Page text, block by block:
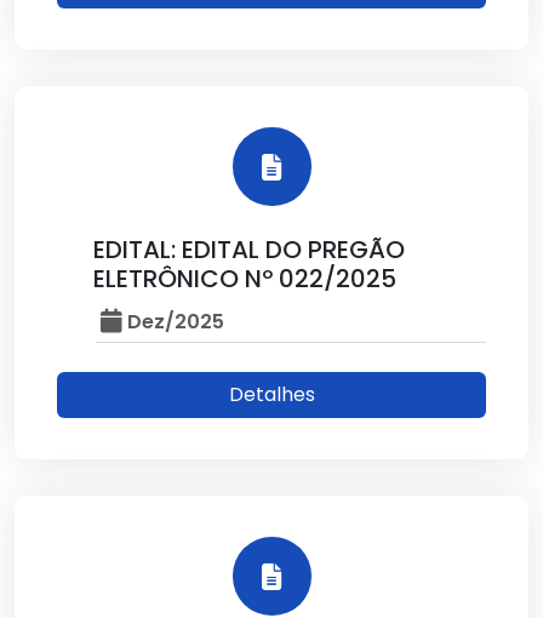
EDITAL: EDITAL DO PREGÃO
ELETRÔNICO Nº 022/2025
Dez/2025
Detalhes